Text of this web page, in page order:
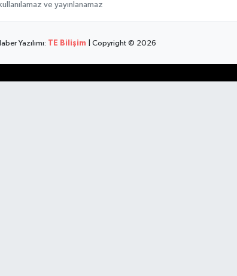
ve yayınlanamaz
Yazılımı: TE Bilişim | Copyright © 2026